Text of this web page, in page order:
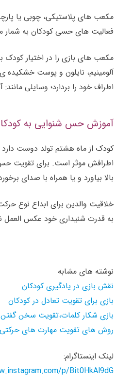
مکعب های پلاستیکی، چوبی یا
فعالیت های حسی کودکان به شمار
مکعب های بازی را در اختیار کودک
آلومینیم، نایلون و پوست خشکیده
اطراف خود را بردارد؛ وسایلی
آموزش حس شنوایی به
کودک از ماه هشتم تولد دوست
بالا بیاورد و یا همراه با صدای
خلاقیت والدین برای ابداع نوع
به قدرت شنیداری خود عکس العمل
نوشته های مشابه
نقش بازی در یادگیری کودکان
بازی برای تقویت تعادل در کودکان
بازی شکار کلمات،تقویت سخن
روش های تقویت مهارت های
لینک اینستاگرام:
p/Bit0HkAl9dG/